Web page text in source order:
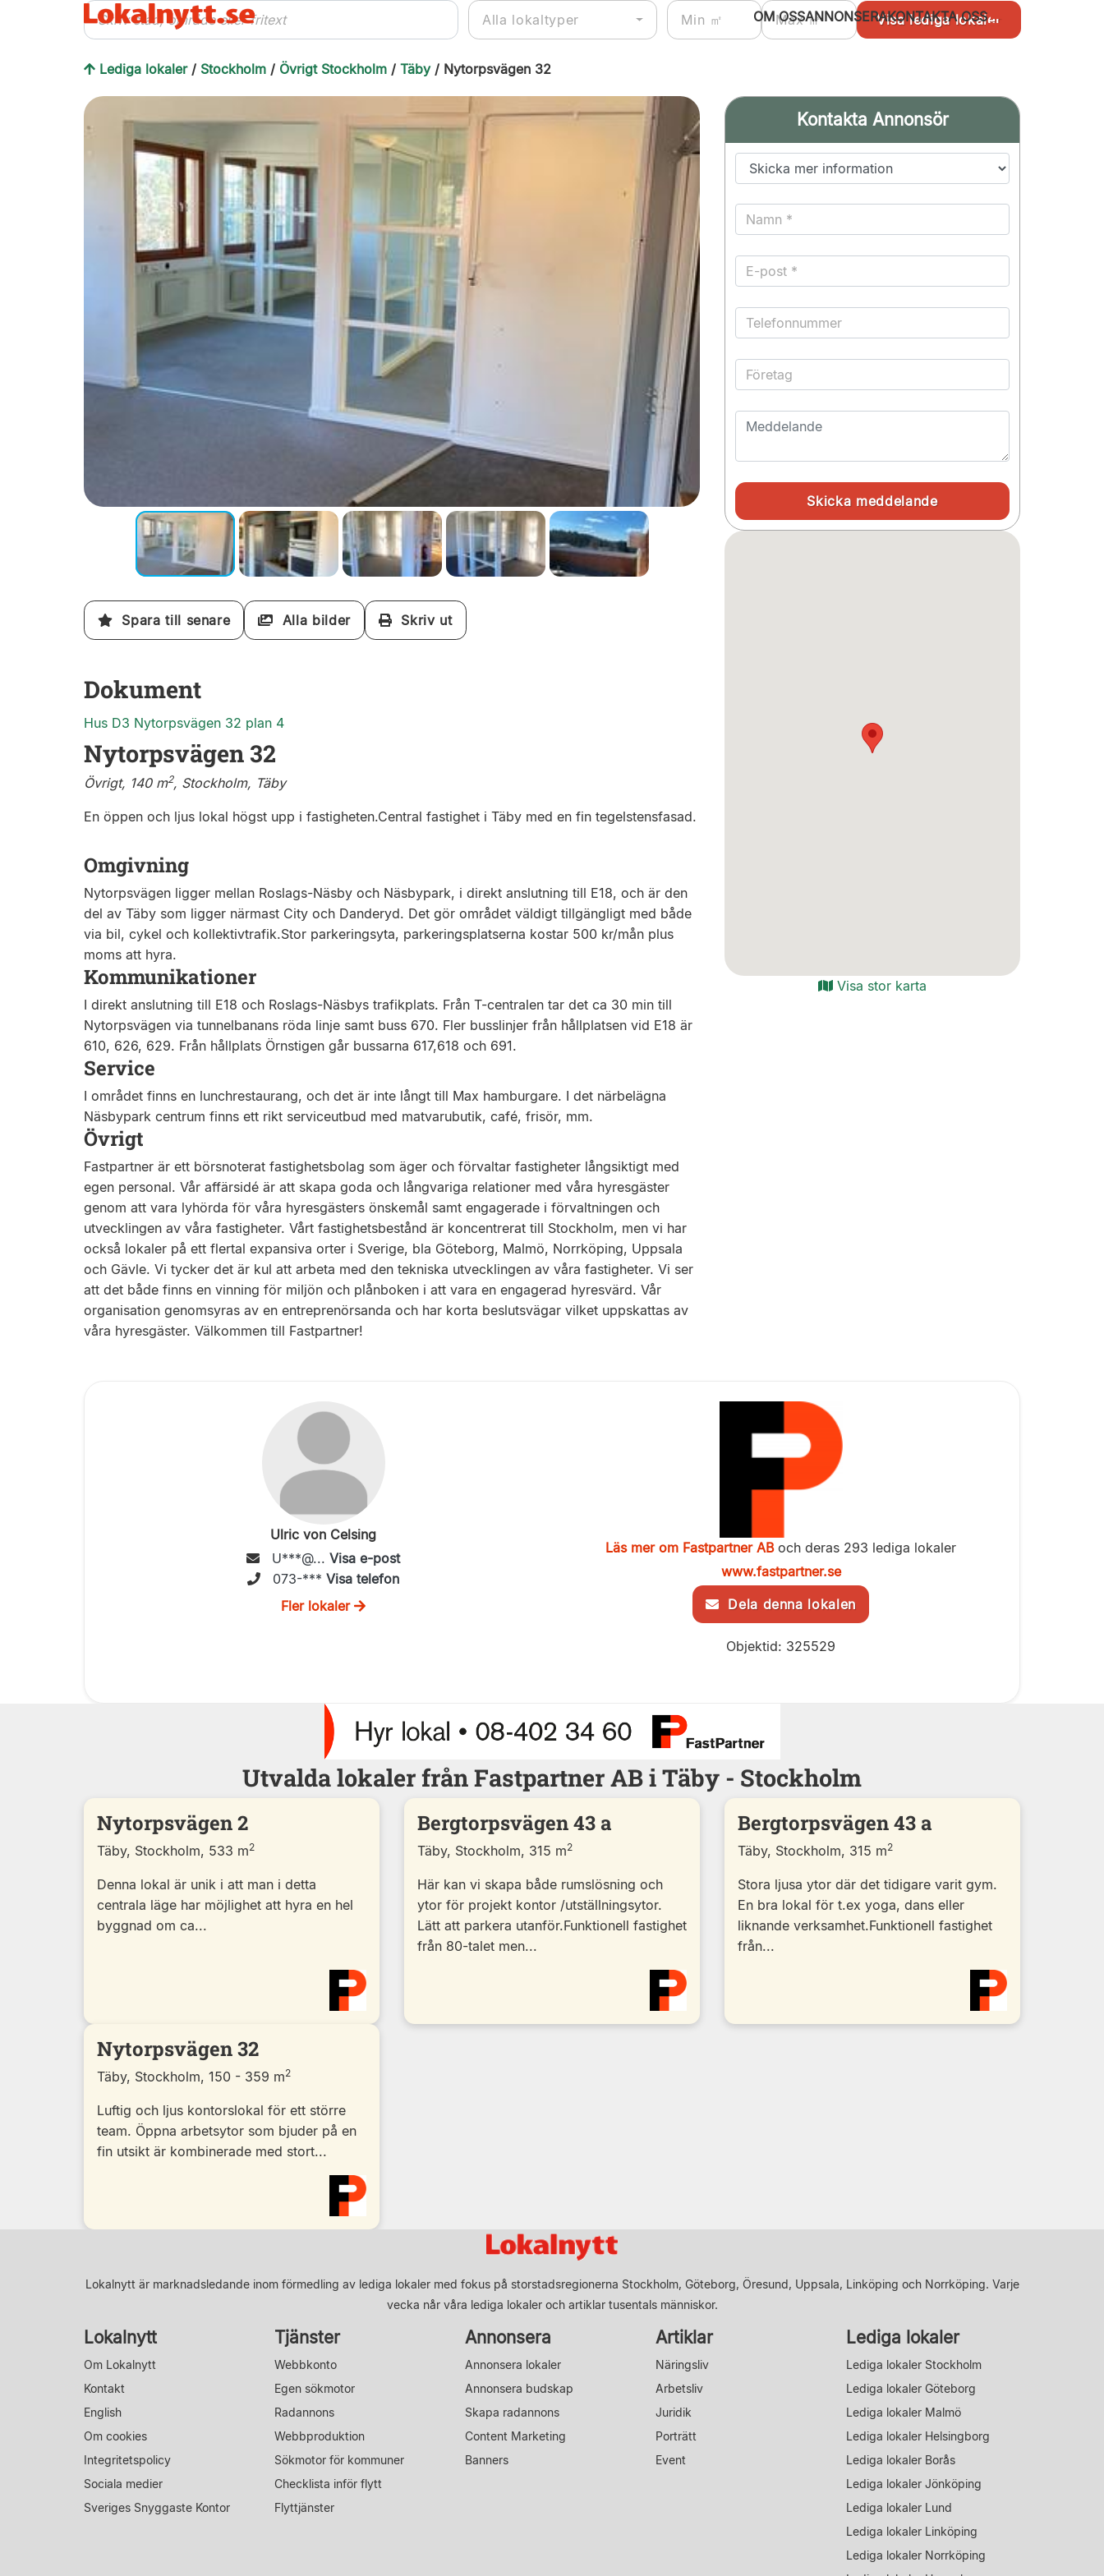
OM OSSANNONSERAKONTAKTA OSS
Alla lokaltyper
Lediga lokaler / Stockholm / Övrigt Stockholm / Täby/ Nytorpsvägen 32
Spara till senare Alla bilder Skriv ut
Dokument
Hus D3 Nytorpsvägen 32 plan 4
Nytorpsvägen 32
Övrigt, 140 m2, Stockholm, Täby
En öppen och ljus lokal högst upp i fastigheten.Central fastighet i Täby med en fin tegelstensfasad.
Omgivning
Nytorpsvägen ligger mellan Roslags-Näsby och Näsbypark, i direkt anslutning till E18, och är den
del av Täby som ligger närmast City och Danderyd. Det gör området väldigt tillgängligt med både
via bil, cykel och kollektivtrafik.Stor parkeringsyta, parkeringsplatserna kostar 500 kr/mån plus
moms att hyra.
Kommunikationer
I direkt anslutning till E18 och Roslags-Näsbys trafikplats. Från T-centralen tar det ca 30 min till
Nytorpsvägen via tunnelbanans röda linje samt buss 670. Fler busslinjer från hållplatsen vid E18 är
610, 626, 629. Från hållplats Örnstigen går bussarna 617,618 och 691.
Service
I området finns en lunchrestaurang, och det är inte långt till Max hamburgare. I det närbelägna
Näsbypark centrum finns ett rikt serviceutbud med matvarubutik, café, frisör, mm.
Övrigt
Fastpartner är ett börsnoterat fastighetsbolag som äger och förvaltar fastigheter långsiktigt med
egen personal. Vår affärsidé är att skapa goda och långvariga relationer med våra hyresgäster
genom att vara lyhörda för våra hyresgästers önskemål samt engagerade i förvaltningen och
utvecklingen av våra fastigheter. Vårt fastighetsbestånd är koncentrerat till Stockholm, men vi har
också lokaler på ett flertal expansiva orter i Sverige, bla Göteborg, Malmö, Norrköping, Uppsala
och Gävle. Vi tycker det är kul att arbeta med den tekniska utvecklingen av våra fastigheter. Vi ser
att det både finns en vinning för miljön och plånboken i att vara en engagerad hyresvärd. Vår
organisation genomsyras av en entreprenörsanda och har korta beslutsvägar vilket uppskattas av
våra hyresgäster. Välkommen till Fastpartner!
Kontakta Annonsör
Visa stor karta
Ulric von Celsing
U***@... Visa e-post
073-*** Visa telefon
Fler lokaler
Läs mer om Fastpartner ABoch deras 293 lediga lokaler
www.fastpartner.se
Dela denna lokalen
Objektid: 325529
Utvalda lokaler från Fastpartner AB i Täby - Stockholm
Nytorpsvägen 2
Täby, Stockholm, 533 m2
Denna lokal är unik i att man i detta
centrala läge har möjlighet att hyra en hel
byggnad om ca...
Bergtorpsvägen 43 a
Täby, Stockholm, 315 m2
Här kan vi skapa både rumslösning och
ytor för projekt kontor /utställningsytor.
Lätt att parkera utanför.Funktionell fastighet
från 80-talet men...
Bergtorpsvägen 43 a
Täby, Stockholm, 315 m2
Stora ljusa ytor där det tidigare varit gym.
En bra lokal för t.ex yoga, dans eller
liknande verksamhet.Funktionell fastighet
från...
Nytorpsvägen 32
Täby, Stockholm, 150 - 359 m2
Luftig och ljus kontorslokal för ett större
team. Öppna arbetsytor som bjuder på en
fin utsikt är kombinerade med stort...
Lokalnytt är marknadsledande inom förmedling av lediga lokaler med fokus på storstadsregionerna Stockholm, Göteborg, Öresund, Uppsala, Linköping och Norrköping. Varje
vecka når våra lediga lokaler och artiklar tusentals människor.
Lokalnytt
Om Lokalnytt
Kontakt
English
Om cookies
Integritetspolicy
Sociala medier
Sveriges Snyggaste Kontor
Tjänster
Webbkonto
Egen sökmotor
Radannons
Webbproduktion
Sökmotor för kommuner
Checklista inför flytt
Flyttjänster
Annonsera
Annonsera lokaler
Annonsera budskap
Skapa radannons
Content Marketing
Banners
Artiklar
Näringsliv
Arbetsliv
Juridik
Porträtt
Event
Lediga lokaler
Lediga lokaler Stockholm
Lediga lokaler Göteborg
Lediga lokaler Malmö
Lediga lokaler Helsingborg
Lediga lokaler Borås
Lediga lokaler Jönköping
Lediga lokaler Lund
Lediga lokaler Linköping
Lediga lokaler Norrköping